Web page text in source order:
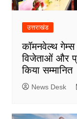
उत्तराखंड
कॉमनवेल्थ
विजेताओं और
किया सम्मानित
News Desk